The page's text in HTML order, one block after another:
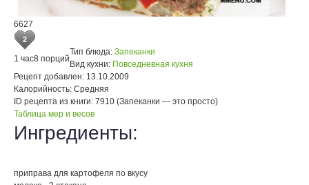
6627
2
1 час8 порций
Тип блюда: Запеканки
Вид кухни: Повседневная кухня
Рецепт добавлен: 13.10.2009
Калорийность: Средняя
ID рецепта из книги: 7910 (Запеканки — это просто)
Таблица мер и весов
Ингредиенты:
приправа для картофеля по вкусу